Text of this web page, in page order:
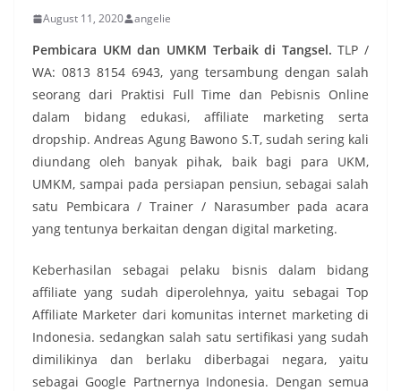
August 11, 2020 angelie
Pembicara UKM dan UMKM Terbaik di Tangsel. TLP /
WA: 0813 8154 6943, yang tersambung dengan salah
seorang dari Praktisi Full Time dan Pebisnis Online
dalam bidang edukasi, affiliate marketing serta
dropship. Andreas Agung Bawono S.T, sudah sering kali
diundang oleh banyak pihak, baik bagi para UKM,
UMKM, sampai pada persiapan pensiun, sebagai salah
satu Pembicara / Trainer / Narasumber pada acara
yang tentunya berkaitan dengan digital marketing.
Keberhasilan sebagai pelaku bisnis dalam bidang
affiliate yang sudah diperolehnya, yaitu sebagai Top
Affiliate Marketer dari komunitas internet marketing di
Indonesia. sedangkan salah satu sertifikasi yang sudah
dimilikinya dan berlaku diberbagai negara, yaitu
sebagai Google Partnernya Indonesia. Dengan semua